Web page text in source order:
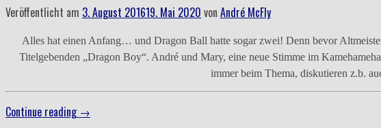
Veröffentlicht am 3. August 201619. Mai 2020 von André McFly
Alles hat einen Anfang… und Dragon Ball hatte sogar zwei! Denn bevor
Titelgebenden „Dragon Boy“. André und Mary, eine neue Stimme im
immer beim Thema, diskutieren z.b.
Continue reading „Folge
→